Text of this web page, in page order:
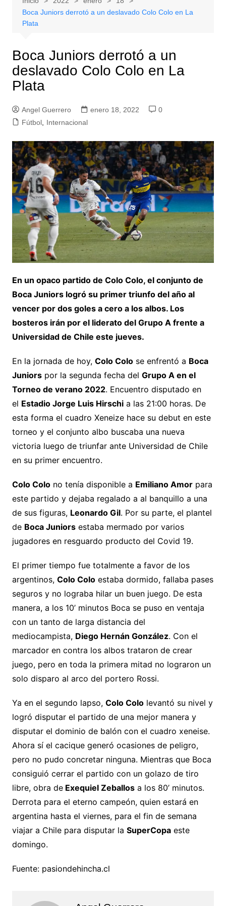
Boca Juniors derrotó a un deslavado Colo Colo en La
Plata
Boca Juniors derrotó a un
deslavado Colo Colo en La
Plata
Angel Guerrero enero 18, 2022
0
Fútbol, Internacional
En un opaco partido de Colo Colo, el conjunto de
Boca Juniors logró su primer triunfo del año al
vencer por dos goles a cero a los albos. Los
bosteros irán por el liderato del Grupo A frente a
Universidad de Chile este jueves.
En la jornada de hoy, Colo Colose enfrentó a Boca
Juniorspor la segunda fecha del Grupo A en el
Torneo de verano 2022. Encuentro disputado en
el Estadio Jorge Luis Hirschia las 21:00 horas. De
esta forma el cuadro Xeneize hace su debut en este
torneo y el conjunto albo buscaba una nueva
victoria luego de triunfar ante Universidad de Chile
en su primer encuentro.
Colo Colono tenía disponible a Emiliano Amorpara
este partido y dejaba regalado a al banquillo a una
de sus figuras, Leonardo Gil. Por su parte, el plantel
de Boca Juniorsestaba mermado por varios
jugadores en resguardo producto del Covid 19.
El primer tiempo fue totalmente a favor de los
argentinos, Colo Coloestaba dormido, fallaba pases
seguros y no lograba hilar un buen juego. De esta
manera, a los 10’ minutos Boca se puso en ventaja
con un tanto de larga distancia del
mediocampista, Diego Hernán González. Con el
marcador en contra los albos trataron de crear
juego, pero en toda la primera mitad no lograron un
solo disparo al arco del portero Rossi.
Ya en el segundo lapso, Colo Cololevantó su nivel y
logró disputar el partido de una mejor manera y
disputar el dominio de balón con el cuadro xeneise.
Ahora sí el cacique generó ocasiones de peligro,
pero no pudo concretar ninguna. Mientras que Boca
consiguió cerrar el partido con un golazo de tiro
libre, obra deExequiel Zeballosa los 80’ minutos.
Derrota para el eterno campeón, quien estará en
argentina hasta el viernes, para el fin de semana
viajar a Chile para disputar la SuperCopaeste
domingo.
Fuente: pasiondehincha.cl